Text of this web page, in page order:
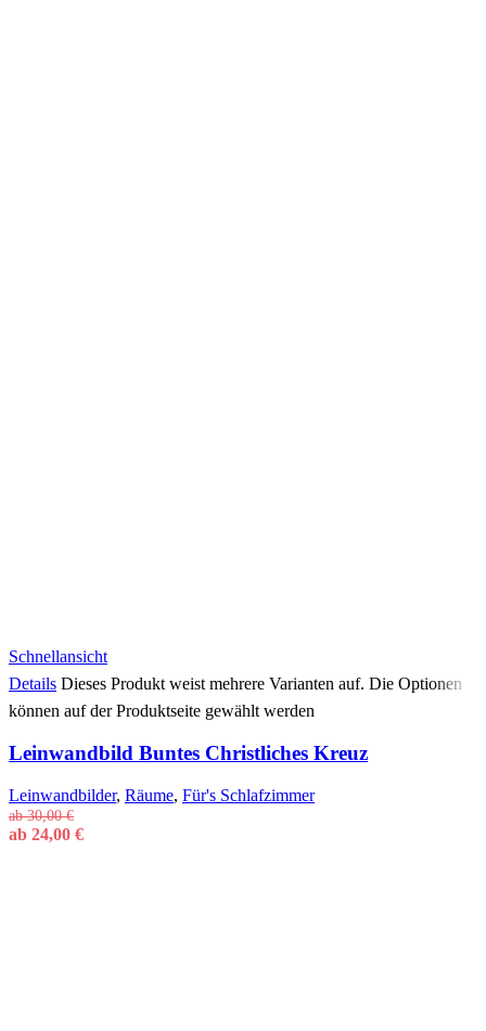
Schnellansicht
Details Dieses Produkt weist mehrere Varianten auf. Die Optionen
können auf der Produktseite gewählt werden
Leinwandbild Buntes Christliches Kreuz
Leinwandbilder, Räume, Für's Schlafzimmer
ab30,00€
ab 24,00 €